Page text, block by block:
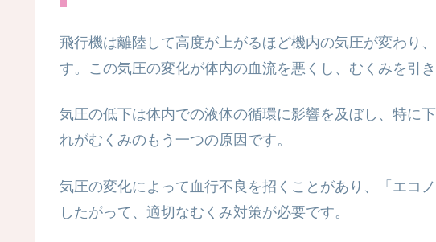
飛行機は離陸して高度が上がるほど機内の気圧が変わり
す。この気圧の変化が体内の血流を悪くし、むくみを引き
気圧の低下は体内での液体の循環に影響を及ぼし、特に
れがむくみのもう一つの原因です。
気圧の変化によって血行不良を招くことがあり、「エコ
したがって、適切なむくみ対策が必要です。